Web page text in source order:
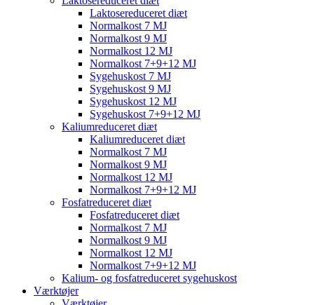
Laktosereduceret diæt
Normalkost 7 MJ
Normalkost 9 MJ
Normalkost 12 MJ
Normalkost 7+9+12 MJ
Sygehuskost 7 MJ
Sygehuskost 9 MJ
Sygehuskost 12 MJ
Sygehuskost 7+9+12 MJ
Kaliumreduceret diæt
Kaliumreduceret diæt
Normalkost 7 MJ
Normalkost 9 MJ
Normalkost 12 MJ
Normalkost 7+9+12 MJ
Fosfatreduceret diæt
Fosfatreduceret diæt
Normalkost 7 MJ
Normalkost 9 MJ
Normalkost 12 MJ
Normalkost 7+9+12 MJ
Kalium- og fosfatreduceret sygehuskost
Værktøjer